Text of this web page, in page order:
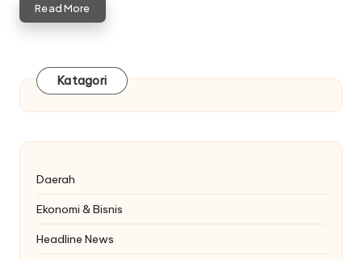
Read More
Katagori
Daerah
Ekonomi & Bisnis
Headline News